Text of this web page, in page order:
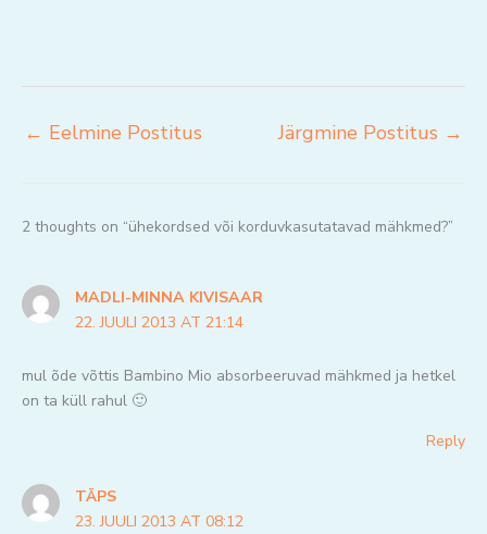
← Eelmine Postitus Järgmine Postitus →
2 thoughts on “ühekordsed või korduvkasutatavad mähkmed?”
MADLI-MINNA KIVISAAR
22. JUULI 2013 AT 21:14
mul õde võttis Bambino Mio absorbeeruvad mähkmed ja hetkel
on ta küll rahul 🙂
Reply
TÄPS
23. JUULI 2013 AT 08:12